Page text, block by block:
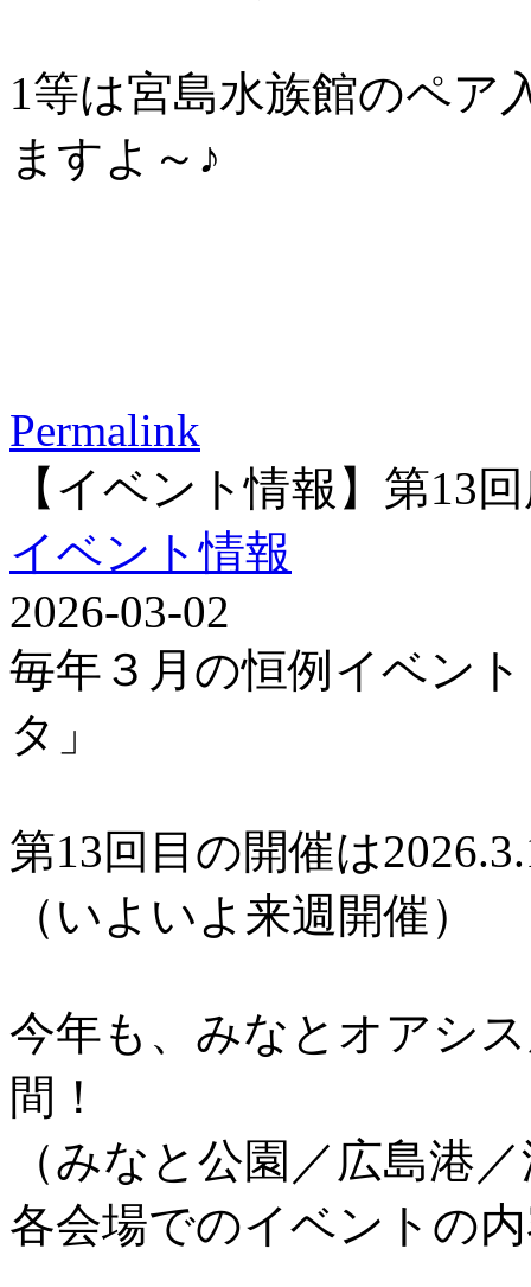
1等は宮島水族館のペア
ますよ～♪
Permalink
【イベント情報】第13
イベント情報
2026-03-02
毎年３月の恒例イベン
タ」
第13回目の開催は
（いよいよ来週開催）
今年も、みなとオアシ
間！
（みなと公園／広島港
各会場でのイベントの